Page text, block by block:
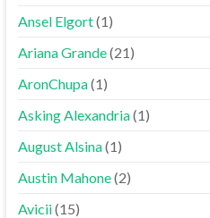
Ansel Elgort(1)
Ariana Grande(21)
AronChupa(1)
Asking Alexandria(1)
August Alsina(1)
Austin Mahone(2)
Avicii(15)